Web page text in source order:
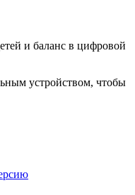
и баланс в цифровой
устройством, чтобы